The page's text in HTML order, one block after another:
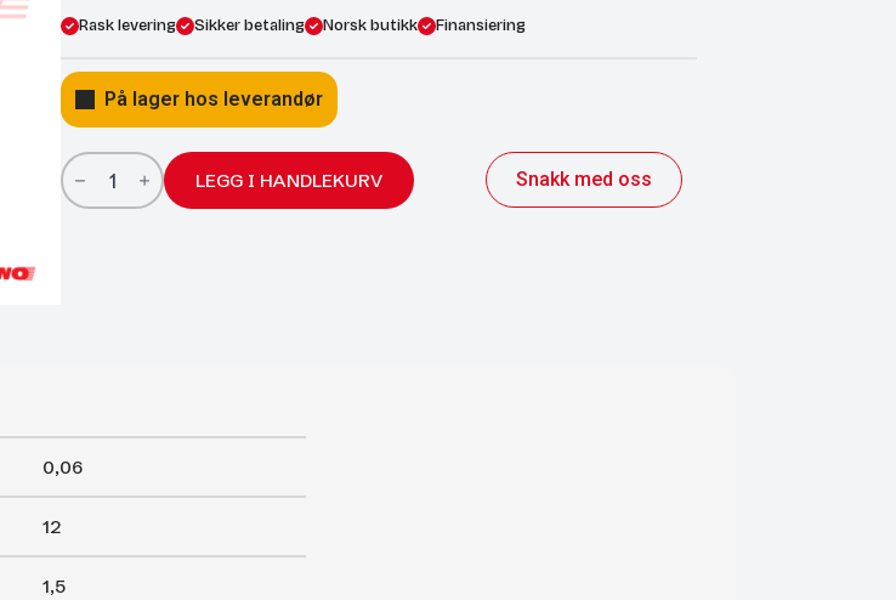
Rask levering Sikker betaling Norsk butikk Finansiering
På lager hos leverandør
Gassfjærer
Arctic
15/6;
LEGG I HANDLEKURV Snakk med oss
0,06
12
1,5